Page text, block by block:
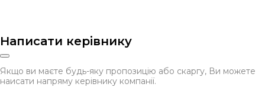
Написати керівнику
Якщо ви маєте будь-яку пропозицію або скаргу, Ви можете
наисати напряму керівнику компанії.